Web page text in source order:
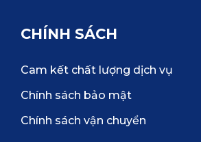
CHÍNH SÁCH
Cam kết chất lượng dịch vụ
Chính sách bảo mật
Chính sách vận chuyển